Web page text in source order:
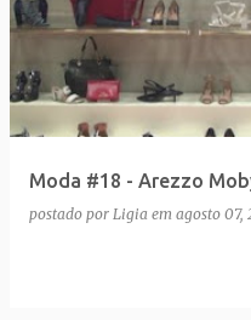
Moda #18 - Arezzo
postado por Ligia em agosto 07,